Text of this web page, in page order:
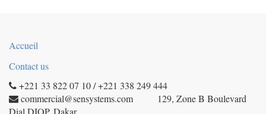
Accueil
Contact us
+221 33 822 07 10 / +221 338 249 444
commercial@sensystems.com 129, Zone B Boulevard
Dial DIOP, Dakar